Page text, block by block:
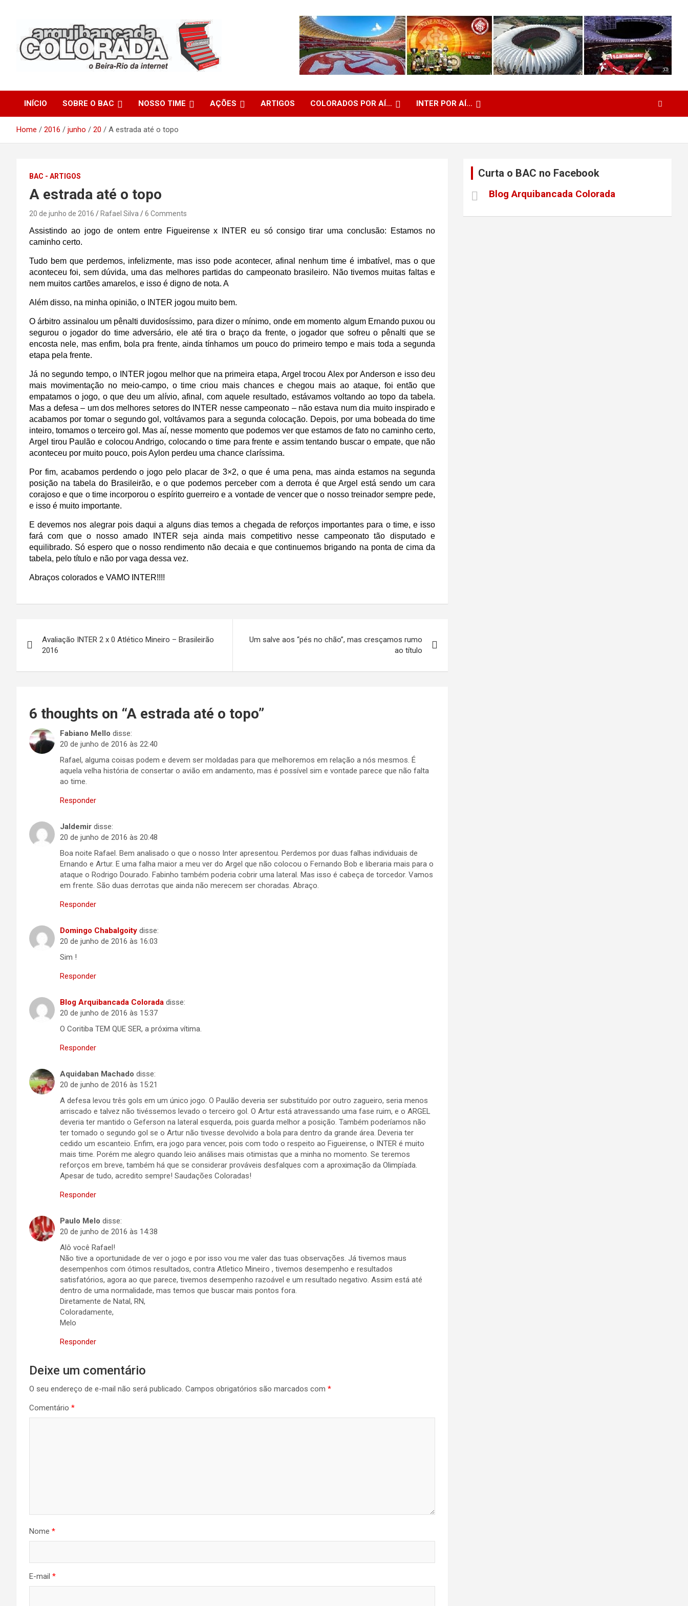
Arquibancada Colorada
INÍCIO SOBRE O BAC NOSSO TIME AÇÕES ARTIGOS COLORADOS POR AÍ… INTER POR AÍ…
Home 2016 junho 20 A estrada até o topo
BAC - ARTIGOS
A estrada até o topo
20 de junho de 2016 Rafael Silva 6 Comments
Assistindo ao jogo de ontem entre Figueirense x INTER eu só consigo tirar uma conclusão: Estamos no
caminho certo.
Tudo bem que perdemos, infelizmente, mas isso pode acontecer, afinal nenhum time é imbatível, mas o que
aconteceu foi, sem dúvida, uma das melhores partidas do campeonato brasileiro. Não tivemos muitas faltas e
nem muitos cartões amarelos, e isso é digno de nota. A
A lém disso, na minha opinião, o INTER jogou muito bem.
O árbitro assinalou um pênalti duvidosíssimo, para dizer o mínimo, onde em momento algum Ernando puxou ou
segurou o jogador do time adversário, ele até tira o braço da frente, o jogador que sofreu o pênalti que se
encosta nele, mas enfim, bola pra frente, ainda tínhamos um pouco do primeiro tempo e mais toda a segunda
etapa pela frente.
Já no segundo tempo, o INTER jogou melhor que na primeira etapa, Argel trocou Alex por Anderson e isso deu
mais movimentação no meio-campo, o time criou mais chances e chegou mais ao ataque, foi então que
empatamos o jogo, o que deu um alívio, afinal, com aquele resultado, estávamos voltando ao topo da tabela.
Mas a defesa – um dos melhores setores do INTER nesse campeonato – não estava num dia muito inspirado e
acabamos por tomar o segundo gol, voltávamos para a segunda colocação. Depois, por uma bobeada do time
inteiro, tomamos o terceiro gol. Mas aí, nesse momento que podemos ver que estamos de fato no caminho certo,
Argel tirou Paulão e colocou Andrigo, colocando o time para frente e assim tentando buscar o empate, que não
aconteceu por muito pouco, pois Aylon perdeu uma chance claríssima.
Por fim, acabamos perdendo o jogo pelo placar de 3×2, o que é uma pena, mas ainda estamos na segunda
posição na tabela do Brasileirão, e o que podemos perceber com a derrota é que Argel está sendo um cara
corajoso e que o time incorporou o espírito guerreiro e a vontade de vencer que o nosso treinador sempre pede,
e isso é muito importante.
E devemos nos alegrar pois daqui a alguns dias temos a chegada de reforços importantes para o time, e isso
fará com que o nosso amado INTER seja ainda mais competitivo nesse campeonato tão disputado e
equilibrado. Só espero que o nosso rendimento não decaia e que continuemos brigando na ponta de cima da
tabela, pelo título e não por vaga dessa vez.
Abraços colorados e VAMO INTER!!!!
de
Post
Avaliação INTER 2 x 0 Atlético Mineiro – Brasileirão
2016
Um salve aos “pés no chão”, mas cresçamos rumo
ao título
6 thoughts on “A estrada até o topo”
Fabiano Mello disse:
20 de junho de 2016 às 22:40
Rafael, alguma coisas podem e devem ser moldadas para que melhoremos em relação a nós mesmos. É
aquela velha história de consertar o avião em andamento, mas é possível sim e vontade parece que não falta
ao time.
Responder
Jaldemir disse:
20 de junho de 2016 às 20:48
Boa noite Rafael. Bem analisado o que o nosso Inter apresentou. Perdemos por duas falhas individuais de
Ernando e Artur. E uma falha maior a meu ver do Argel que não colocou o Fernando Bob e liberaria mais para o
ataque o Rodrigo Dourado. Fabinho também poderia cobrir uma lateral. Mas isso é cabeça de torcedor. Vamos
em frente. São duas derrotas que ainda não merecem ser choradas. Abraço.
Responder
Domingo Chabalgoity disse:
20 de junho de 2016 às 16:03
Sim !
Responder
Blog Arquibancada Colorada disse:
20 de junho de 2016 às 15:37
O Coritiba TEM QUE SER, a próxima vítima.
Responder
Aquidaban Machado disse:
20 de junho de 2016 às 15:21
A defesa levou três gols em um único jogo. O Paulão deveria ser substituído por outro zagueiro, seria menos
arriscado e talvez não tivéssemos levado o terceiro gol. O Artur está atravessando uma fase ruim, e o ARGEL
deveria ter mantido o Geferson na lateral esquerda, pois guarda melhor a posição. Também poderíamos não
ter tomado o segundo gol se o Artur não tivesse devolvido a bola para dentro da grande área. Deveria ter
cedido um escanteio. Enfim, era jogo para vencer, pois com todo o respeito ao Figueirense, o INTER é muito
mais time. Porém me alegro quando leio análises mais otimistas que a minha no momento. Se teremos
reforços em breve, também há que se considerar prováveis desfalques com a aproximação da Olimpíada.
Apesar de tudo, acredito sempre! Saudações Coloradas!
Responder
Paulo Melo disse:
20 de junho de 2016 às 14:38
Alô você Rafael!
Não tive a oportunidade de ver o jogo e por isso vou me valer das tuas observações. Já tivemos maus
desempenhos com ótimos resultados, contra Atletico Mineiro , tivemos desempenho e resultados
satisfatórios, agora ao que parece, tivemos desempenho razoável e um resultado negativo. Assim está até
dentro de uma normalidade, mas temos que buscar mais pontos fora.
Diretamente de Natal, RN,
Coloradamente,
Melo
Responder
Deixe um comentário
O seu endereço de e-mail não será publicado. Campos obrigatórios são marcados com *
Comentário *
Nome *
E-mail *
Curta o BAC no Facebook
Blog Arquibancada Colorada